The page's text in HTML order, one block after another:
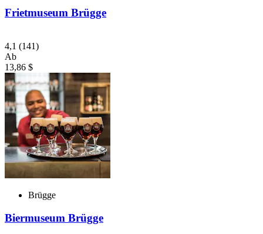
Frietmuseum Brügge
4,1 (141)
Ab
13,86 $
Brügge
Biermuseum Brügge